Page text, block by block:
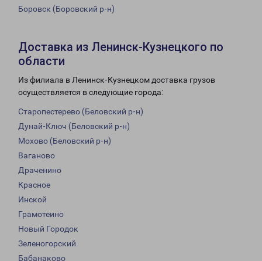
Боровск (Боровский р-н)
Доставка из Ленинск-Кузнецкого по
области
Из филиала в Ленинск-Кузнецком доставка грузов
осуществляется в следующие города:
Старопестерево (Беловский р-н)
Дунай-Ключ (Беловский р-н)
Мохово (Беловский р-н)
Ваганово
Драченино
Красное
Инской
Грамотеино
Новый Городок
Зеленогорский
Бабанаково